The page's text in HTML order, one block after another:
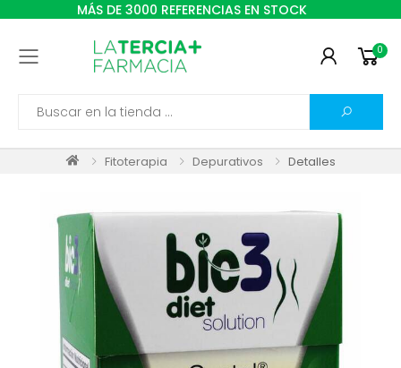
MÁS DE 3000 REFERENCIAS EN STOCK
Toggle mobile menu 0
Search
Fitoterapia Depurativos Detalles